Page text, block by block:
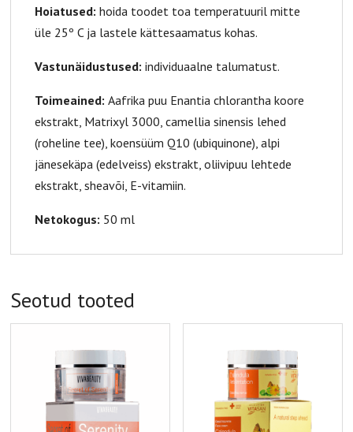
Hoiatused: hoida toodet toa temperatuuril mitte
üle 25º C ja lastele kättesaamatus kohas.
Vastunäidustused:individuaalne talumatust.
Toimeained:Aafrika puu Enantia chlorantha koore
ekstrakt, Matrixyl 3000, camellia sinensis lehed
(roheline tee), koensüüm Q10 (ubiquinone), alpi
jänesekäpa (edelveiss) ekstrakt, oliivipuu lehtede
ekstrakt, sheavõi, E-vitamiin.
Netokogus: 50 ml
Seotud tooted